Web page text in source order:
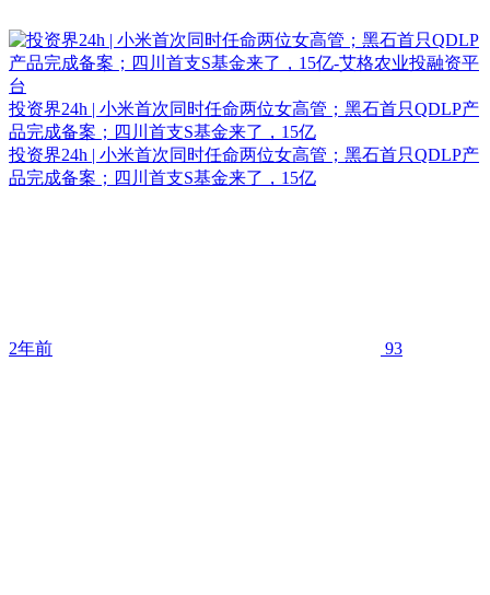
投资界24h | 小米首次同时任命两位女高管；黑石首只QDLP产
品完成备案；四川首支S基金来了，15亿
投资界24h | 小米首次同时任命两位女高管；黑石首只QDLP产
品完成备案；四川首支S基金来了，15亿
2年前 93